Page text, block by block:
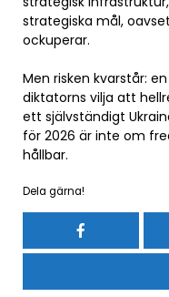
strategiska mål,
ockuperar.
Men risken kvarstår:
diktatorns vilja att
ett självständigt
för 2026 är inte om
hållbar.
Dela gärna!